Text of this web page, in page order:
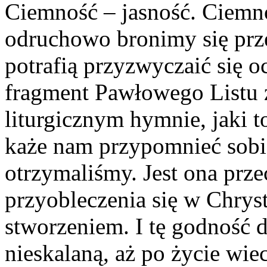
Ciemność – jasność.
odruchowo bronimy się
potrafią przyzwyczaić się
fragment Pawłowego
liturgicznym hymnie, jaki
każe nam przypomnieć
otrzymaliśmy. Jest ona
przyobleczenia się w
stworzeniem. I tę godność
nieskalaną, aż po życie